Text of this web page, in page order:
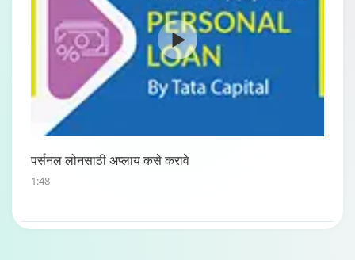
पर्सनल लोनसाठी अप्लाय कसे करावे
1:48